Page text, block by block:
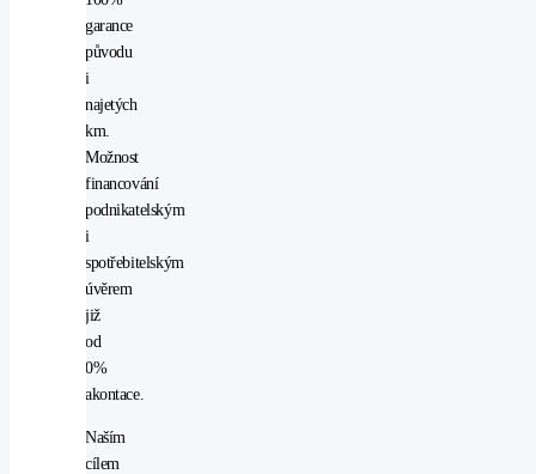
garance
původu
i
najetých
km.
Možnost
financování
podnikatelským
i
spotřebitelským
úvěrem
již
od
0%
akontace.
Naším
cílem